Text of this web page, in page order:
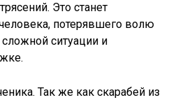
Это станет
потерявшего волю
ситуации и
Так же как скарабей из